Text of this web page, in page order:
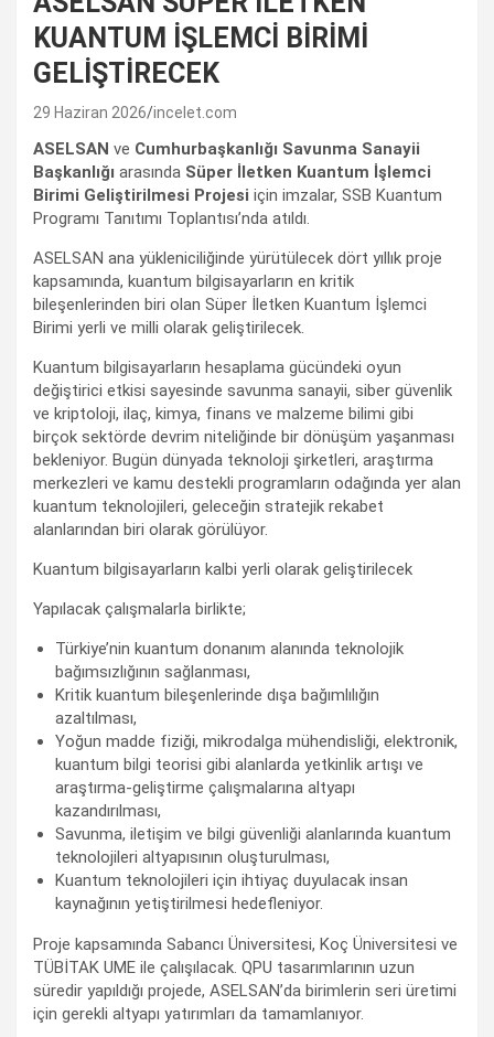
KUANTUM İŞLEMCİ BİRİMİ
GELİŞTİRECEK
29 Haziran 2026 incelet.com
ASELSAN ve Cumhurbaşkanlığı Savunma Sanayii
Başkanlığı arasında Süper İletken Kuantum İşlemci
Birimi Geliştirilmesi Projesi için imzalar, SSB Kuantum
Programı Tanıtımı Toplantısı’nda atıldı.
ASELSAN ana yükleniciliğinde yürütülecek dört yıllık proje
kapsamında, kuantum bilgisayarların en kritik
bileşenlerinden biri olan Süper İletken Kuantum İşlemci
Birimi yerli ve milli olarak geliştirilecek.
Kuantum bilgisayarların hesaplama gücündeki oyun
değiştirici etkisi sayesinde savunma sanayii, siber güvenlik
ve kriptoloji, ilaç, kimya, finans ve malzeme bilimi gibi
birçok sektörde devrim niteliğinde bir dönüşüm yaşanması
bekleniyor. Bugün dünyada teknoloji şirketleri, araştırma
merkezleri ve kamu destekli programların odağında yer alan
kuantum teknolojileri, geleceğin stratejik rekabet
alanlarından biri olarak görülüyor.
Kuantum bilgisayarların kalbi yerli olarak geliştirilecek
Yapılacak çalışmalarla birlikte;
Türkiye’nin kuantum donanım alanında teknolojik
bağımsızlığının sağlanması,
Kritik kuantum bileşenlerinde dışa bağımlılığın
azaltılması,
Yoğun madde fiziği, mikrodalga mühendisliği, elektronik,
kuantum bilgi teorisi gibi alanlarda yetkinlik artışı ve
araştırma-geliştirme çalışmalarına altyapı
kazandırılması,
Savunma, iletişim ve bilgi güvenliği alanlarında kuantum
teknolojileri altyapısının oluşturulması,
Kuantum teknolojileri için ihtiyaç duyulacak insan
kaynağının yetiştirilmesi hedefleniyor.
Proje kapsamında Sabancı Üniversitesi, Koç Üniversitesi ve
TÜBİTAK UME ile çalışılacak. QPU tasarımlarının uzun
süredir yapıldığı projede, ASELSAN’da birimlerin seri üretimi
için gerekli altyapı yatırımları da tamamlanıyor.